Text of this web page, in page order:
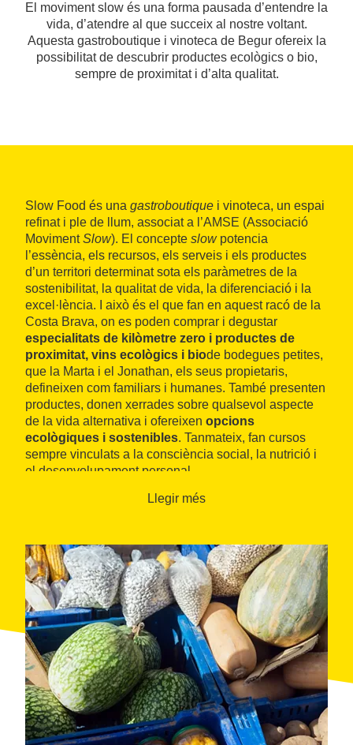
El moviment slow és una forma pausada d’entendre la
vida, d’atendre al que succeix al nostre voltant.
Aquesta gastroboutique i vinoteca de Begur ofereix la
possibilitat de descubrir productes ecològics o bio,
sempre de proximitat i d’alta qualitat.
Slow Food és una gastroboutique i vinoteca, un espai
refinat i ple de llum, associat a l’AMSE (Associació
MovimentSlow). El concepte slowpotencia
l’essència, els recursos, els serveis i els productes
d’un territori determinat sota els paràmetres de la
sostenibilitat, la qualitat de vida, la diferenciació i la
excel·lència. I això és el que fan en aquest racó de la
Costa Brava, on es poden comprar i degustar
especialitats de kilòmetre zero i productes de
proximitat, vins ecològics i biode bodegues petites,
que la Marta i el Jonathan, els seus propietaris,
defineixen com familiars i humanes. També presenten
productes, donen xerrades sobre qualsevol aspecte
de la vida alternativa i ofereixen opcions
ecològiques i sostenibles. Tanmateix, fan cursos
sempre vinculats a la consciència social, la nutrició i
el desenvolupament personal.
Llegir més